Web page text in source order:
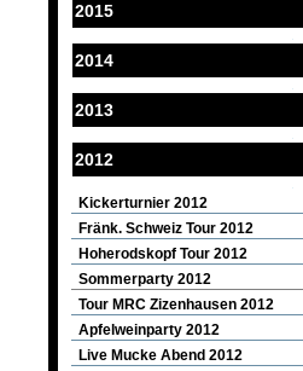
2015
2014
2013
2012
Kickerturnier 2012
Fränk. Schweiz Tour 2012
Hoherodskopf Tour 2012
Sommerparty 2012
Tour MRC Zizenhausen 2012
Apfelweinparty 2012
Live Mucke Abend 2012